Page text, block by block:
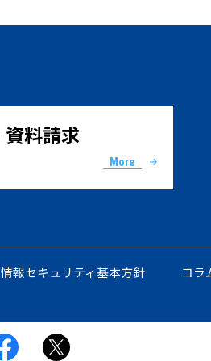
料請求
More
情報セキュリティ基本方針 コラ